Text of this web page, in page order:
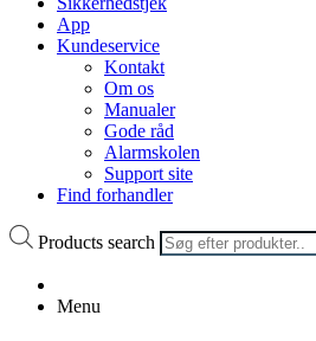
App
Kundeservice
Kontakt
Om os
Manualer
Gode råd
Alarmskolen
Support site
Find forhandler
Products search
Menu